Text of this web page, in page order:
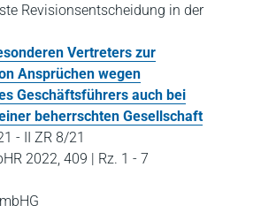
Revisionsentscheidung in der
Vertreters zur
Ansprüchen wegen
Geschäftsführers auch bei
beherrschten Gesellschaft
- II ZR 8/21
2022, 409 | Rz. 1 - 7